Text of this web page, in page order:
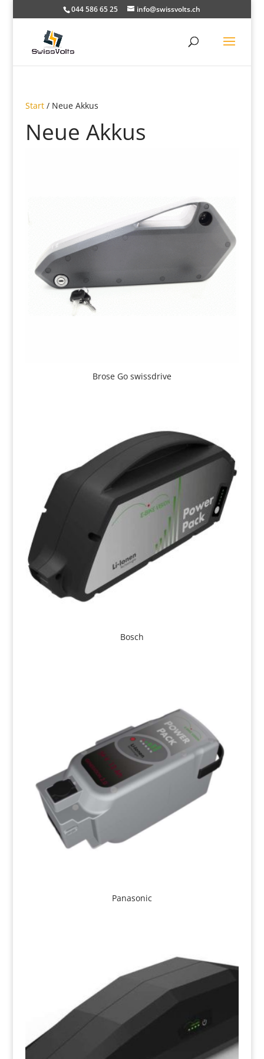
044 586 65 25 info@swissvolts.ch
Start/ Neue Akkus
Neue Akkus
Brose Go swissdrive
Bosch
Panasonic